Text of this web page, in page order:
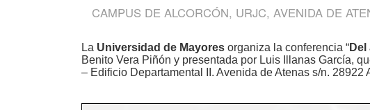
CAMPUS DE ALCORCÓN, URJC, AVENIDA DE
La Universidad de Mayores organiza la conferencia “
Benito Vera Piñón y presentada por Luis Illanas García,
– Edificio Departamental II. Avenida de Atenas s/n. 28922